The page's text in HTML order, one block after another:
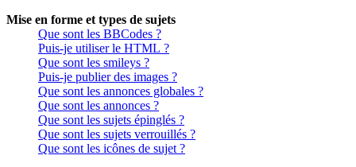
Mise en forme et types de sujets
Que sont les BBCodes ?
Puis-je utiliser le HTML ?
Que sont les smileys ?
Puis-je publier des images ?
Que sont les annonces globales ?
Que sont les annonces ?
Que sont les sujets épinglés ?
Que sont les sujets verrouillés ?
Que sont les icônes de sujet ?